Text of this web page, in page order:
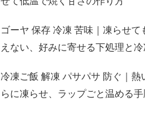
ゴーヤ 保存 冷凍 苦味｜凍らせて
えない、好みに寄せる下処理と
冷凍ご飯 解凍 パサパサ 防ぐ｜熱
らに凍らせ、ラップごと温める